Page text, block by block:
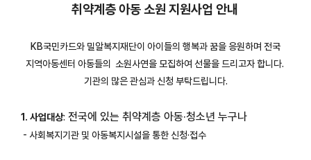
취약계층 아동 소원 지원사업 안내
KB국민카드와 밀알복지재단이 아이들의 행복과 꿈을 응원하며 전국
지역아동센터 아동들의 소원사연을 모집하여 선물을 드리고자 합니다.
기관의 많은 관심과 신청 부탁드립니다.
1. 사업대상: 전국에 있는 취약계층 아동·청소년 누구나
- 사회복지기관 및 아동복지시설을 통한 신청·접수